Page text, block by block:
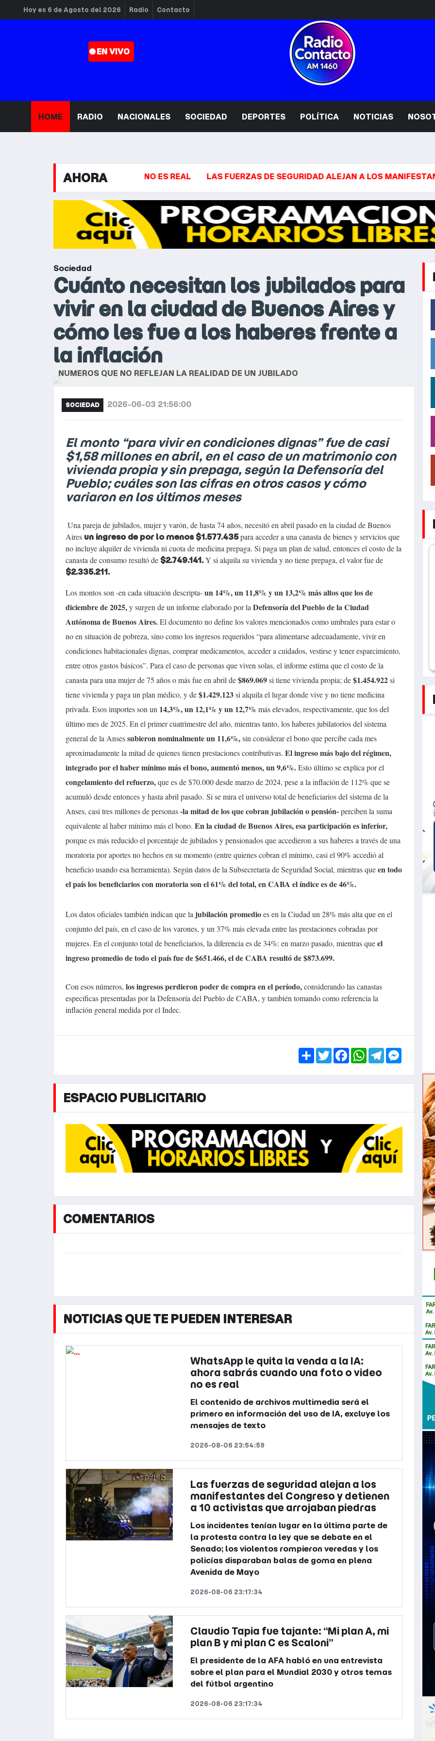
Hoy es 6 de Agosto del 2026 Radio Contacto
. EN VIVO
HOME RADIO NACIONALES SOCIEDAD DEPORTES POLÍTICA NOTICIAS
AHORA
UNA FOTO O VIDEO NO ES REAL LAS FUERZAS DE SEGURIDAD ALEJAN A LOS MANIFESTANTES
Sociedad
Cuánto necesitan los jubilados para
vivir en la ciudad de Buenos Aires y
cómo les fue a los haberes frente a
la inflación
NUMEROS QUE NO REFLEJAN LA REALIDAD DE UN JUBILADO
SOCIEDAD 2026-06-03 21:56:00
El monto “para vivir en condiciones dignas” fue de casi
$1,58 millones en abril, en el caso de un matrimonio con
vivienda propia y sin prepaga, según la Defensoría del
Pueblo; cuáles son las cifras en otros casos y cómo
variaron en los últimos meses
Una pareja de jubilados, mujer y varón, de hasta 74 años, necesitó en abril pasado en la ciudad de Buenos
Aires un ingreso de por lo menos $1.577.435 para acceder a una canasta de bienes y servicios que
no incluye alquiler de vivienda ni cuota de medicina prepaga. Si paga un plan de salud, entonces el costo de la
canasta de consumo resultó de $2.749.141.Y si alquila su vivienda y no tiene prepaga, el valor fue de
$2.335.211.
Los montos son -en cada situación descripta-un 14%, un 11,8% y un 13,2% más altos que los de
diciembre de 2025,y surgen de un informe elaborado por la Defensoría del Pueblo de la Ciudad
Autónoma de Buenos Aires.El documento no define los valores mencionados como umbrales para estar o
no en situación de pobreza, sino como los ingresos requeridos “para alimentarse adecuadamente, vivir en
condiciones habitacionales dignas, comprar medicamentos, acceder a cuidados, vestirse y tener esparcimiento,
entre otros gastos básicos”. Para el caso de personas que viven solas, el informe estima que el costo de la
canasta para una mujer de 75 años o más fue en abril de$869.069si tiene vivienda propia; de$1.454.922si
tiene vivienda y paga un plan médico, y de$1.429.123si alquila el lugar donde vive y no tiene medicina
privada. Esos importes son un 14,3%, un 12,1% y un 12,7% más elevados, respectivamente, que los del
último mes de 2025. En el primer cuatrimestre del año, mientras tanto, los haberes jubilatorios del sistema
general de la Ansessubieron nominalmente un 11,6%,sin considerar el bono que percibe cada mes
aproximadamente la mitad de quienes tienen prestaciones contributivas. El ingreso más bajo del régimen,
integrado por el haber mínimo más el bono, aumentó menos, un 9,6%.Esto último se explica por el
congelamiento del refuerzo,que es de $70.000 desde marzo de 2024, pese a la inflación de 112% que se
acumuló desde entonces y hasta abril pasado. Si se mira el universo total de beneficiarios del sistema de la
Anses, casi tres millones de personas-la mitad de los que cobran jubilación o pensión-perciben la suma
equivalente al haber mínimo más el bono. En la ciudad de Buenos Aires, esa participación es inferior,
porque es más reducido el porcentaje de jubilados y pensionados que accedieron a sus haberes a través de una
moratoria por aportes no hechos en su momento (entre quienes cobran el mínimo, casi el 90% accedió al
beneficio usando esa herramienta). Según datos de la Subsecretaría de Seguridad Social, mientras queen todo
el país los beneficiarios con moratoria son el 61% del total, en CABA el índice es de 46%.
Los datos oficiales también indican que la jubilación promedioes en la Ciudad un 28% más alta que en el
conjunto del país, en el caso de los varones, y un 37% más elevada entre las prestaciones cobradas por
mujeres. En el conjunto total de beneficiarios, la diferencia es de 34%: en marzo pasado, mientras queel
ingreso promedio de todo el país fue de $651.466, el de CABA resultó de $873.699.
Con esos números, los ingresos perdieron poder de compra en el período,considerando las canastas
específicas presentadas por la Defensoría del Pueblo de CABA, y también tomando como referencia la
inflación general medida por el Indec.
ShareTwitterFacebook
WhatsApp
Telegram
ESPACIO PUBLICITARIO
COMENTARIOS
NOTICIAS QUE TE PUEDEN INTERESAR
WhatsApp le quita la venda a la IA:
ahora sabrás cuando una foto o video
no es real
El contenido de archivos multimedia será el
primero en información del uso de IA, excluye los
mensajes de texto
2026-08-06 23:54:59
Las fuerzas de seguridad alejan a los
manifestantes del Congreso y detienen
a 10 activistas que arrojaban piedras
Los incidentes tenían lugar en la última parte de
la protesta contra la ley que se debate en el
Senado; los violentos rompieron veredas y los
policías disparaban balas de goma en plena
Avenida de Mayo
2026-08-06 23:17:34
Claudio Tapia fue tajante: “Mi plan A, mi
plan B y mi plan C es Scaloni”
El presidente de la AFA habló en una entrevista
sobre el plan para el Mundial 2030 y otros temas
del fútbol argentino
2026-08-06 23:17:34